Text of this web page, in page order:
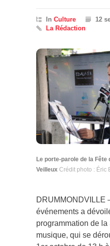
In Culture
12
La Rédaction
Le porte-parole de la Fête
Veilleux Crédit photo : Éric
DRUMMONDVILLE
événements a
programmation de
musique, qui se